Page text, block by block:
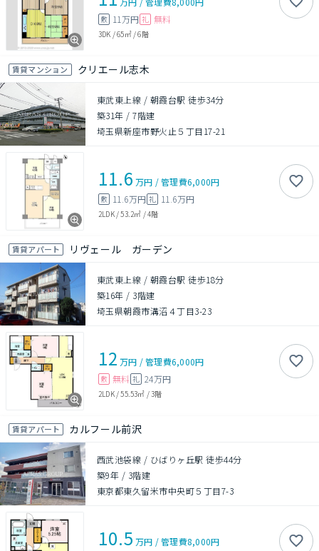
敷 11万円 礼 無料
3DK /65㎡/6階
賃貸マンション クリエール志木
東武東上線 / 朝霞台駅 徒歩34分
築31年 /7階建
埼玉県新座市野火止５丁目17-21
11.6 万円 /管理費6,000円
敷 11.6万円 礼 11.6万円
2LDK/53.2㎡ /4階
賃貸アパート リヴェール ガーデン
東武東上線 / 朝霞台駅 徒歩18分
築16年 / 3階建
埼玉県朝霞市溝沼４丁目3-23
12 万円 /管理費6,000円
敷 無料 礼 24万円
2LDK/55.53㎡ /3階
賃貸アパート カルフール前沢
西武池袋線 / ひばりヶ丘駅 徒歩44分
築9年 / 3階建
東京都東久留米市中央町５丁目7-3
10.5 万円 /管理費8,000円